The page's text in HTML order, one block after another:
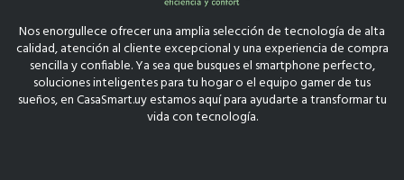
Nos enorgullece ofrecer una amplia selección de tecnología de alta
calidad, atención al cliente excepcional y una experiencia de compra
sencilla y confiable. Ya sea que busques el smartphone perfecto,
soluciones inteligentes para tu hogar o el equipo gamer de tus
sueños, en CasaSmart.uy estamos aquí para ayudarte a transformar tu
vida con tecnología.